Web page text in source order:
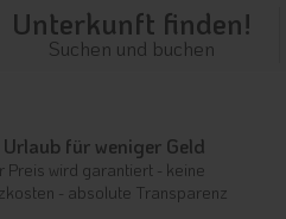
Unterkunft finden!
Suchen und buchen
Urlaub für weniger Geld
Preis wird garantiert - keine
- absolute Transparenz